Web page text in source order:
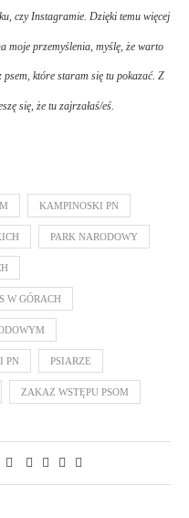
czy Instagramie. Dzięki temu więcej
moje przemyślenia, myślę, że warto
które staram się tu pokazać. Z
się, że tu zajrzałaś/eś.
KAMPINOSKI PN
PARK NARODOWY
W GÓRACH
PN PSIARZE
ZAKAZ WSTĘPU PSOM